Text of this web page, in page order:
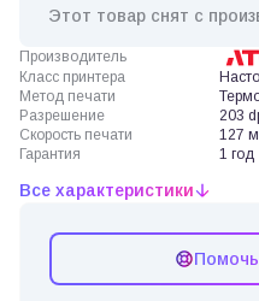
Этот товар снят с
Производитель
Класс принтера
Метод печати
Разрешение
203
Скорость печати
127
Гарантия
1 год
Все характеристики